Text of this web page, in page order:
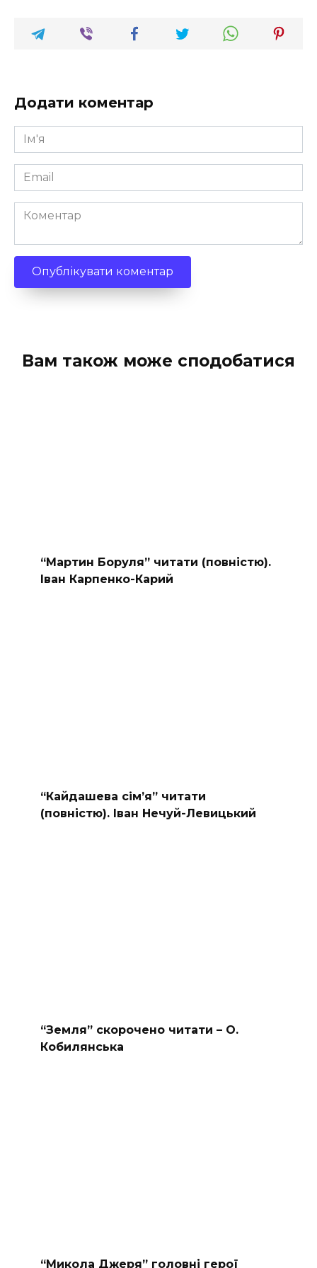
Додати коментар
Ім'я
*
Email
*
Коментар
Вам також може сподобатися
“Мартин Боруля” читати (повністю).
Іван Карпенко-Карий
“Кайдашева сiм’я” читати
(повністю). Іван Нечуй-Левицький
“Земля” скорочено читати – О.
Кобилянська
“Микола Джеря” головні герої